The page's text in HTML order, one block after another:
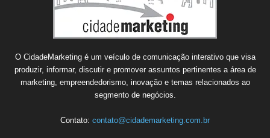
O CidadeMarketing é um veículo de comunicação interativo que visa
produzir, informar, discutir e promover assuntos pertinentes a área de
marketing, empreendedorismo, inovação e temas relacionados ao
segmento de negócios.
Contato: contato@cidademarketing.com.br